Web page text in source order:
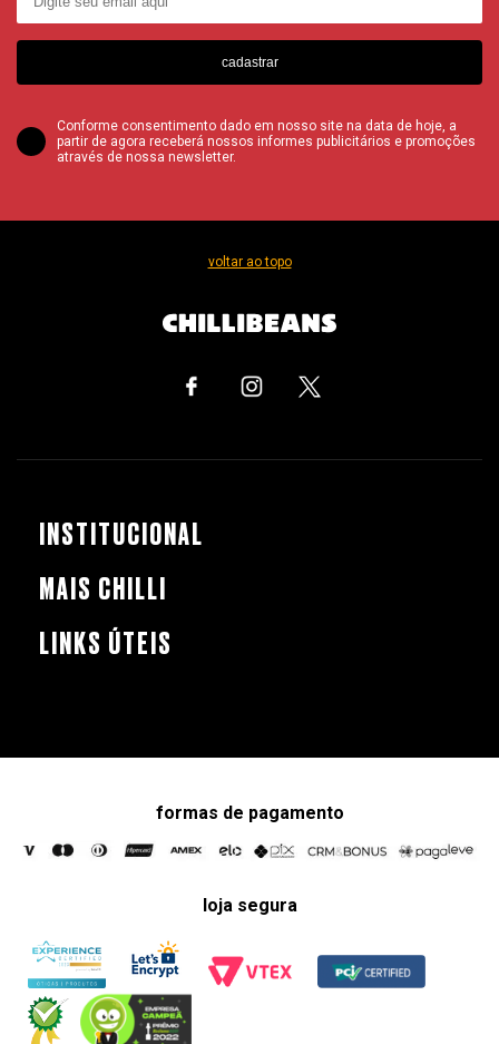
cadastrar
Conforme consentimento dado em nosso site na data de hoje, a
partir de agora receberá nossos informes publicitários e promoções
através de nossa newsletter.
voltar ao topo
INSTITUCIONAL
MAIS CHILLI
LINKS ÚTEIS
formas de pagamento
loja segura